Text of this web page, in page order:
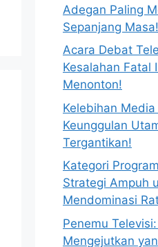
Adegan Paling
Sepanjang Masa!
Acara Debat
Kesalahan Fatal
Menonton!
Kelebihan
Keunggulan
Tergantikan!
Kategori
Strategi Ampuh
Mendominasi
Penemu
Mengejutkan